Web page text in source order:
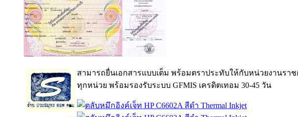
สามารถยื่นเอกสารแบบเต็ม พร้อมตราประทับให้กับหน่วยงานรา
ทุกหน่วย พร้อมรองรับระบบ GFMIS เครดิตเทอม 30-45 วัน